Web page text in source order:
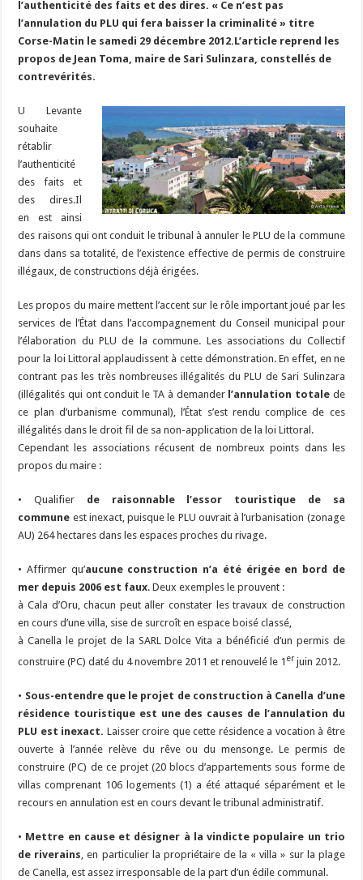
o
o
k
a
m
c
h
Li
n
k
o
n
t
bl
r
di
t
l
g
er
l’authenticité des faits et des dires. « Ce n’est pas
l’annulation du PLU qui fera baisser la criminalité » titre
Corse-Matin le samedi 29 décembre 2012.L’article reprend les
propos de Jean Toma, maire de Sari Sulinzara, constellés de
contrevérités.
U Levante
souhaite
rétablir
l’authenticité
des faits et
des dires.Il
en est ainsi
des raisons qui ont conduit le tribunal à annuler le PLU de la commune
dans dans sa totalité, de l’existence effective de permis de construire
illégaux, de constructions déjà érigées.
Les propos du maire mettent l’accent sur le rôle important joué par les
services de l’État dans l’accompagnement du Conseil municipal pour
l’élaboration du PLU de la commune. Les associations du Collectif
pour la loi Littoral applaudissent à cette démonstration. En effet, en ne
contrant pas les très nombreuses illégalités du PLU de Sari Sulinzara
(illégalités qui ont conduit le TA à demander l’annulation totale de
ce plan d’urbanisme communal), l’État s’est rendu complice de ces
illégalités dans le droit fil de sa non-application de la loi Littoral.
Cependant les associations récusent de nombreux points dans les
propos du maire :
• Qualifier de raisonnable l’essor touristique de sa
commune est inexact, puisque le PLU ouvrait à l’urbanisation (zonage
AU) 264 hectares dans les espaces proches du rivage.
• Affirmer qu’aucune construction n’a été érigée en bord de
mer depuis 2006 est faux. Deux exemples le prouvent :
à Cala d’Oru, chacun peut aller constater les travaux de construction
en cours d’une villa, sise de surcroît en espace boisé classé,
à Canella le projet de la SARL Dolce Vita a bénéficié d’un permis de
construire (PC) daté du 4 novembre 2011 et renouvelé le 1 er juin 2012.
• Sous-entendre que le projet de construction à Canella d’une
résidence touristique est une des causes de l’annulation du
PLU est inexact. Laisser croire que cette résidence a vocation à être
ouverte à l’année relève du rêve ou du mensonge. Le permis de
construire (PC) de ce projet (20 blocs d’appartements sous forme de
villas comprenant 106 logements (1) a été attaqué séparément et le
recours en annulation est en cours devant le tribunal administratif.
• Mettre en cause et désigner à la vindicte populaire un trio
de riverains, en particulier la propriétaire de la « villa » sur la plage
de Canella, est assez irresponsable de la part d’un édile communal.